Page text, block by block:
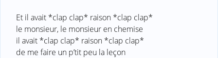
Et il avait *clap clap* raison *clap clap*
le monsieur, le monsieur en chemise
il avait *clap clap* raison *clap clap*
de me faire un p’tit peu la leçon